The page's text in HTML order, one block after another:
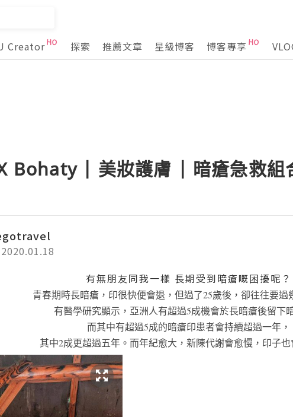
Creator 探索 推薦文章 星級博客 博客專享
Bohaty | 美妝護膚 | 暗瘡急救組
有無朋友同我一樣 長期受到暗瘡嘅困擾呢？
青春期時長暗瘡，印很快便會退，但過了25歲後，卻往往要過
有醫學研究顯示，亞洲人有超過5成機會於長暗瘡後留下
而其中有超過5成的暗瘡印患者會持續超過一年，
其中2成更超過五年。而年紀愈大，新陳代謝會愈慢，印子也